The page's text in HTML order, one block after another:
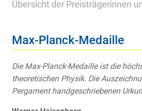
Übersicht der Preisträgerinnen
Max-Planck-Medaille
Die Max-Planck-Medaille ist die
theoretischen Physik. Die
Pergament handgeschriebenen